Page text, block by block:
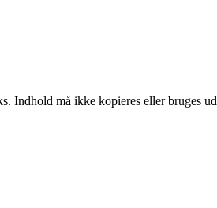
Indhold må ikke kopieres eller bruges